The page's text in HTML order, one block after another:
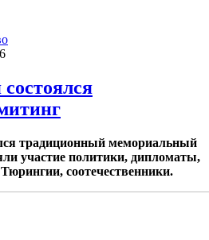
традиционный мемориальный
участие политики, дипломаты,
соотечественники.